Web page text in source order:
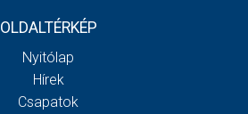
OLDALTÉRKÉP
Nyitólap
Hírek
Csapatok